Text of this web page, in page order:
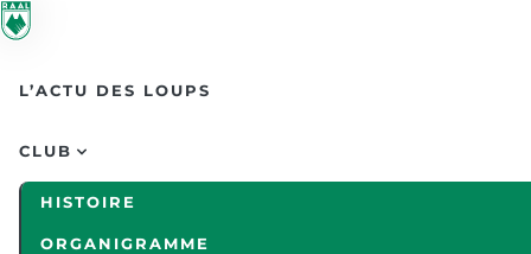
Skip to main content
L’ACTU DES LOUPS
CLUB
HISTOIRE
ORGANIGRAMME